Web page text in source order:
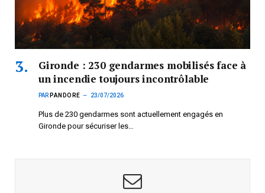
Gironde : 230 gendarmes mobilisés face à
un incendie toujours incontrôlable
PAR PANDORE 23/07/2026
Plus de 230 gendarmes sont actuellement engagés en
Gironde pour sécuriser les…